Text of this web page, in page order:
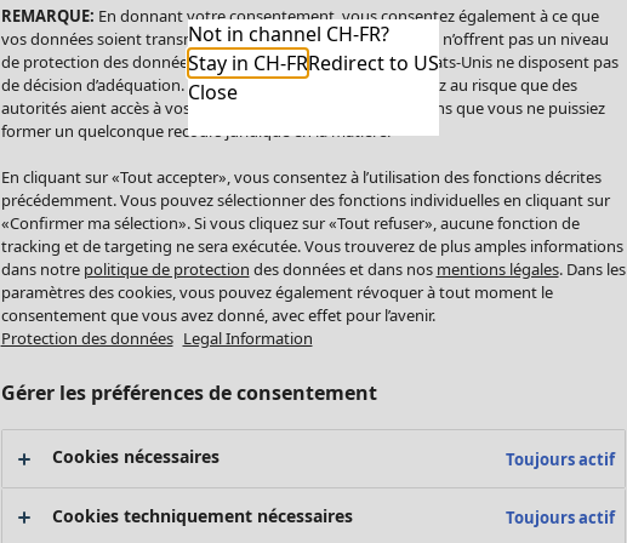
Not in channel CH-FR?
Stay in CH-FRRedirect to US
Close
REMARQUE: En donnant votre consentement, vous consentez également à ce que
vos données soient transmises aux États-Unis. Les États-Unis n’offrent pas un niveau
de protection des données comparable à celui de l’UE. Les États-Unis ne disposent pas
de décision d’adéquation. Par conséquent, vous vous exposez au risque que des
autorités aient accès à vos données à caractère personnel sans que vous ne puissiez
former un quelconque recours juridique en la matière.
En cliquant sur «Tout accepter», vous consentez à l’utilisation des fonctions décrites
précédemment. Vous pouvez sélectionner des fonctions individuelles en cliquant sur
«Confirmer ma sélection». Si vous cliquez sur «Tout refuser», aucune fonction de
tracking et de targeting ne sera exécutée. Vous trouverez de plus amples informations
dans notre politique de protection des données et dans nos mentions légales. Dans les
paramètres des cookies, vous pouvez également révoquer à tout moment le
consentement que vous avez donné, avec effet pour l’avenir.
Protection des données Legal Information
Gérer les préférences de consentement
Cookies nécessaires Toujours actif
Cookies techniquement nécessaires Toujours actif